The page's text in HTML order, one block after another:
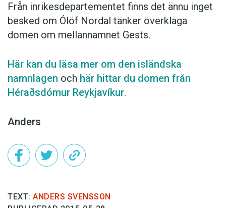
Från inrikesdepartementet finns det ännu inget
besked om Ólöf Nordal tänker överklaga
domen om mellannamnet Gests.
Här kan du läsa mer om den isländska
namnlagen och här hittar du domen från
Héraðsdómur Reykjavíkur.
Anders
TEXT: ANDERS SVENSSON